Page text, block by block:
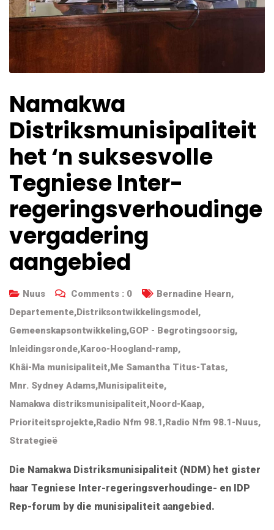
Namakwa
Distriksmunisipaliteit
het ‘n suksesvolle
Tegniese Inter-
regeringsverhoudinge
vergadering
aangebied
Nuus Comments : 0 Bernadine Hearn,
Departemente,Distriksontwikkelingsmodel,
Gemeenskapsontwikkeling,GOP - Begrotingsoorsig,
Inleidingsronde,Karoo-Hoogland-ramp,
Khâi-Ma munisipaliteit,Me Samantha Titus-Tatas,
Mnr. Sydney Adams,Munisipaliteite,
Namakwa distriksmunisipaliteit,Noord-Kaap,
Prioriteitsprojekte,Radio Nfm 98.1,Radio Nfm 98.1-Nuus,
Strategieë
Die Namakwa Distriksmunisipaliteit (NDM) het gister
haar Tegniese Inter-regeringsverhoudinge- en IDP
Rep-forum by die munisipaliteit aangebied.